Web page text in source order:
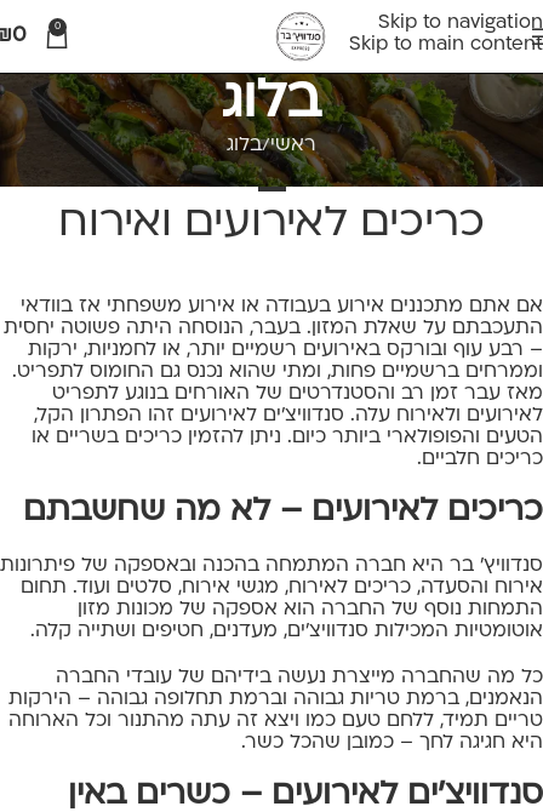
Skip to navigation
Skip to main content
0
0
בלוג
ראשי בלוג
בלוג
כריכים לאירועים ואירוח
אם אתם מתכננים אירוע בעבודה או אירוע משפחתי אז בוודאי
התעכבתם על שאלת המזון. בעבר, הנוסחה היתה פשוטה יחסית
– רבע עוף ובורקס באירועים רשמיים יותר, או לחמניות, ירקות
וממרחים ברשמיים פחות, ומתי שהוא נכנס גם החומוס לתפריט.
מאז עבר זמן רב והסטנדרטים של האורחים בנוגע לתפריט
לאירועים ולאירוח עלה. סנדוויצ'ים לאירועים זהו הפתרון הקל,
הטעים והפופולארי ביותר כיום. ניתן להזמין כריכים בשריים או
כריכים חלביים.
כריכים לאירועים – לא מה שחשבתם
סנדוויץ' בר היא חברה המתמחה בהכנה ובאספקה של פיתרונות
אירוח והסעדה, כריכים לאירוח, מגשי אירוח, סלטים ועוד. תחום
התמחות נוסף של החברה הוא אספקה של מכונות מזון
אוטומטיות המכילות סנדוויצ'ים, מעדנים, חטיפים ושתייה קלה.
כל מה שהחברה מייצרת נעשה בידיהם של עובדי החברה
הנאמנים, ברמת טריות גבוהה וברמת תחלופה גבוהה – הירקות
טריים תמיד, ללחם טעם כמו ויצא זה עתה מהתנור וכל הארוחה
היא חגיגה לחך – כמובן שהכל כשר.
סנדוויצ'ים לאירועים – כשרים באין